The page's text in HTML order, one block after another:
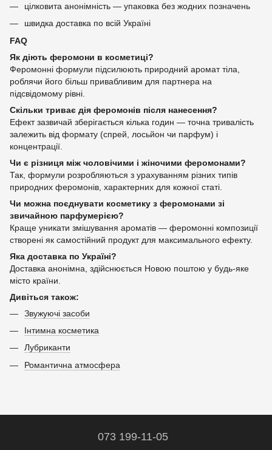
цілковита анонімність — упаковка без жодних позначень
швидка доставка по всій Україні
FAQ
Як діють феромони в косметиці?
Феромонні формули підсилюють природний аромат тіла,
роблячи його більш привабливим для партнера на
підсвідомому рівні.
Скільки триває дія феромонів після нанесення?
Ефект зазвичай зберігається кілька годин — точна тривалість
залежить від формату (спрей, лосьйон чи парфум) і
концентрації.
Чи є різниця між чоловічими і жіночими феромонами?
Так, формули розробляються з урахуванням різних типів
природних феромонів, характерних для кожної статі.
Чи можна поєднувати косметику з феромонами зі
звичайною парфумерією?
Краще уникати змішування ароматів — феромонні композиції
створені як самостійний продукт для максимального ефекту.
Яка доставка по Україні?
Доставка анонімна, здійснюється Новою поштою у будь-яке
місто країни.
Дивіться також:
Звужуючі засоби
Інтимна косметика
Лубриканти
Романтична атмосфера
073 199-11-05